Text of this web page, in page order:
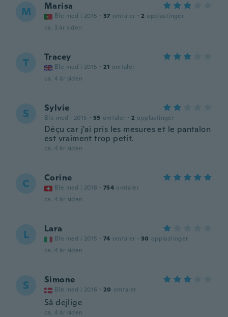
M Marisa
Ble med i 2015 · 37 omtaler · 2 opplastinger
ca. 3 år siden
T Tracey
Ble med i 2015 · 21 omtaler
ca. 4 år siden
S Sylvie
Ble med i 2015 · 55 omtaler · 2 opplastinger
Déçu car j'ai pris les mesures et le pantalon
est vraiment trop petit.
ca. 4 år siden
C Corine
Ble med i 2018 · 754 omtaler
ca. 4 år siden
L Lara
Ble med i 2015 · 74 omtaler · 30 opplastinger
ca. 4 år siden
S Simone
Ble med i 2016 · 20 omtaler
Så dejlige
ca. 4 år siden